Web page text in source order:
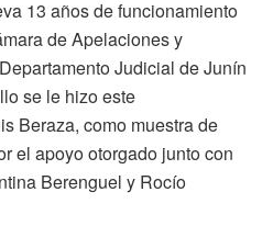
13 años de funcionamiento
de Apelaciones y
Judicial de Junín
se le hizo este
Beraza, como muestra de
el apoyo otorgado junto con
Berenguel y Rocío